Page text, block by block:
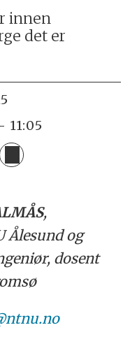
innen
det er
11:05
,
Ålesund og
dosent